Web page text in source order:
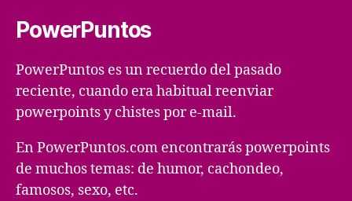
PowerPuntos
PowerPuntos es un recuerdo del pasado
reciente, cuando era habitual reenviar
powerpoints y chistes por e-mail.
En PowerPuntos.com encontrarás powerpoints
de muchos temas: de humor, cachondeo,
famosos, sexo, etc.